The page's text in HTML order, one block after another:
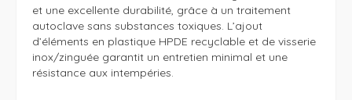
et une excellente durabilité, grâce à un traitement
autoclave sans substances toxiques. L’ajout
d’éléments en plastique HPDE recyclable et de visserie
inox/zinguée garantit un entretien minimal et une
résistance aux intempéries.